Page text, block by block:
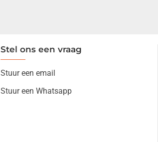
Stel ons een vraag
Stuur een email
Stuur een Whatsapp